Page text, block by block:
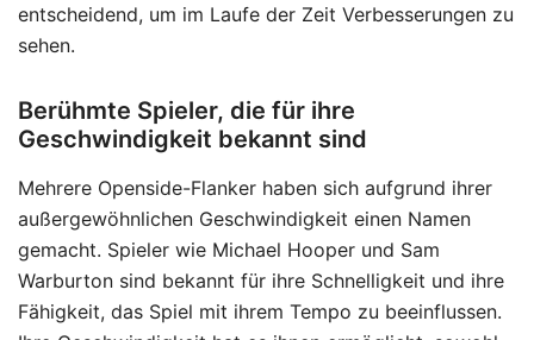
entscheidend, um im Laufe der Zeit Verbesserungen zu
sehen.
Berühmte Spieler, die für ihre
Geschwindigkeit bekannt sind
Mehrere Openside-Flanker haben sich aufgrund ihrer
außergewöhnlichen Geschwindigkeit einen Namen
gemacht. Spieler wie Michael Hooper und Sam
Warburton sind bekannt für ihre Schnelligkeit und ihre
Fähigkeit, das Spiel mit ihrem Tempo zu beeinflussen.